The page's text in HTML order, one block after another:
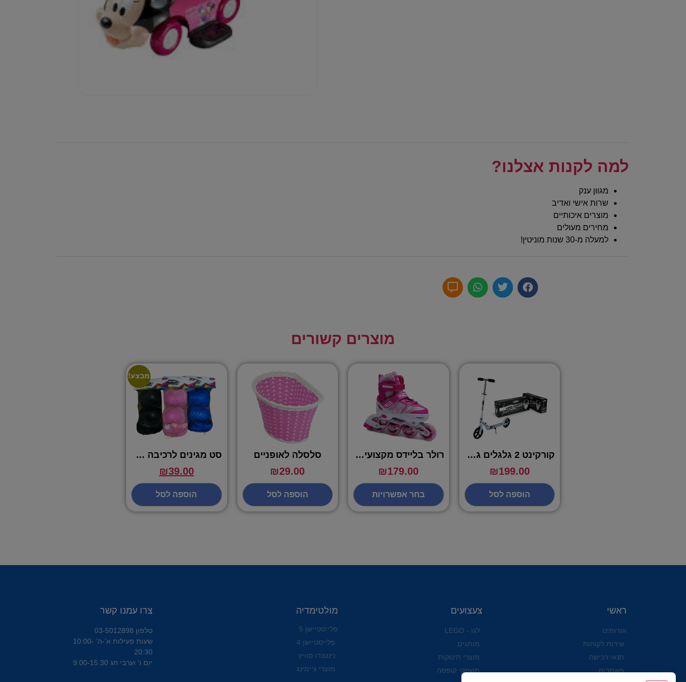
למה לקנות אצלנו?
מגוון ענק
שרות אישי ואדיב
מוצרים איכותיים
מחירים מעולים
למעלה מ-30 שנות מוניטין!
מוצרים קשורים
קורקינט 2 גלגלים גדולים – VIPER SCOOTER
₪199.00
הוספה לסל
רולר בליידס מקצועי בצבע ורוד מידות S,M,L – VIPER
₪179.00
בחר אפשרויות
סלסלה לאופניים
₪29.00
הוספה לסל
מבצע!
סט מגינים לרכיבה – VIPER
₪39.00
הוספה לסל
ראשי
אודותינו
שירות לקוחות
תנאי רכישה
מאמרים
צעצועים
לגו - LEGO
מותגים
מוצרי תינוקות
משחקי קופסה
מולטימדיה
פלייסטיישן 5
פלייסטיישן 4
נינטנדו סוויץ
מוצרי גיימינג
צרו עמנו קשר
טלפון 03-5012898
שעות פעילות א’-ה’ 10:00-
20:30
יום ו' וערבי חג 9:00-15:30